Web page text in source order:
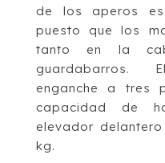
de los aperos
puesto que los
tanto en la
guardabarros.
enganche a tres
capacidad de
elevador
kg.